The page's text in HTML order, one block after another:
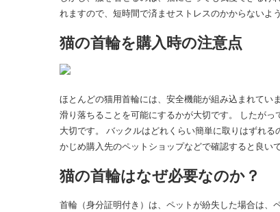
れますので、短時間で済ませストレスのかからないよ
猫の首輪を購入時の注意点
ほとんどの猫用首輪には、安全機能が組み込まれてい
滑り落ちることを可能にするかが大切です。
したがっ
大切です。
バックルはどれくらい簡単に取りはずれ
かじめ購入先のペットショップなどで確認すると良いで
猫の首輪はなぜ必要なのか？
首輪（身分証明付き）は、ペットが紛失した場合は